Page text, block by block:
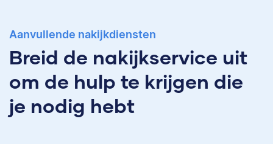
Aanvullende nakijkdiensten
Breid de nakijkservice uit
om de hulp te krijgen die
je nodig hebt
I have a doctorate in
biology and studied a
range of life science